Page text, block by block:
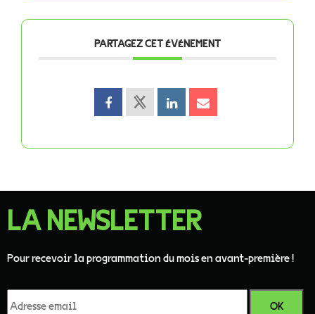
PARTAGEZ CET ÉVÉNEMENT
LA NEWSLETTER
Pour recevoir la programmation du mois en avant-première !